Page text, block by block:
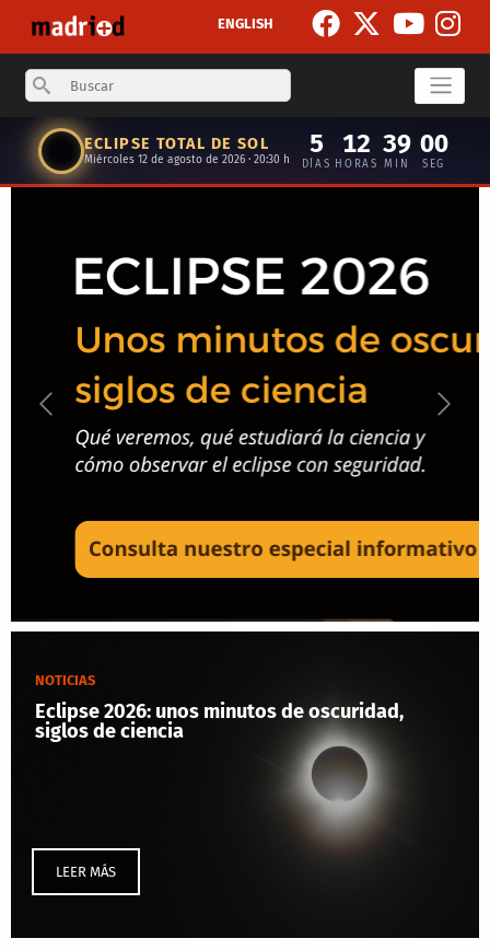
ENGLISH
Search
ECLIPSE TOTAL DE SOL
Miércoles 12 de agosto de 2026 · 20:30 h
5
DÍAS
12
HORAS
39
MIN
00
SEG
Anterior
NOTICIAS
Eclipse 2026: unos minutos de oscuridad,
siglos de ciencia
LEER MÁS